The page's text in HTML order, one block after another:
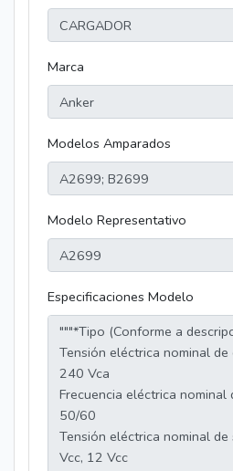
Marca
Modelos Amparados
Modelo Representativo
Especificaciones Modelo